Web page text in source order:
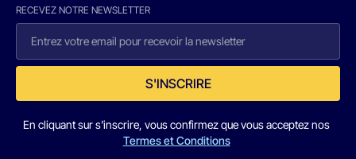
RECEVEZ NOTRE NEWSLETTER
S'INSCRIRE
En cliquant sur s'inscrire, vous confirmez que vous acceptez nos
Termes et Conditions